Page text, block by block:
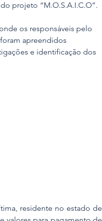
projeto “M.O.S.A.I.C.O”.
os responsáveis pelo
apreendidos
e identificação dos
residente no estado de